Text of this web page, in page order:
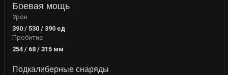
Боевая мощь
Урон
390 / 530 / 390 ед
Пробитие
254 / 68 / 315 мм
Подкалиберные снаряды